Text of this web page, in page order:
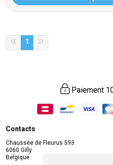
1
Paiement
Contacts
Chaussée de Fleurus 593
6060 Gilly
Belgique